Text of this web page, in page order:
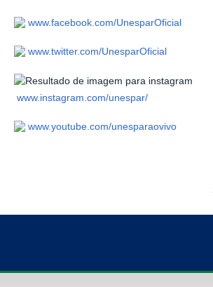
www.facebook.com/UnesparOficial
www.twitter.com/UnesparOficial
www.instagram.com/unespar/
www.youtube.com/unesparaovivo